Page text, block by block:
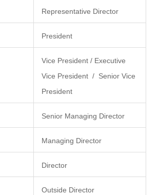
Representative Director
President
Vice President / Executive
Vice President / Senior Vice
President
Senior Managing Director
Managing Director
Director
Outside Director